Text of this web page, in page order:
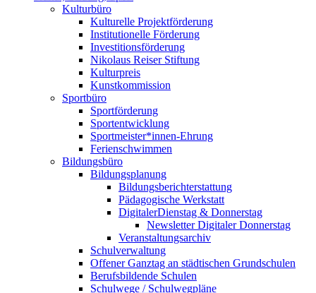
Kulturbüro
Kulturelle Projektförderung
Institutionelle Förderung
Investitionsförderung
Nikolaus Reiser Stiftung
Kulturpreis
Kunstkommission
Sportbüro
Sportförderung
Sportentwicklung
Sportmeister*innen-Ehrung
Ferienschwimmen
Bildungsbüro
Bildungsplanung
Bildungsberichterstattung
Pädagogische Werkstatt
DigitalerDienstag & Donnerstag
Newsletter Digitaler Donnerstag
Veranstaltungsarchiv
Schulverwaltung
Offener Ganztag an städtischen Grundschulen
Berufsbildende Schulen
Schulwege / Schulwegpläne